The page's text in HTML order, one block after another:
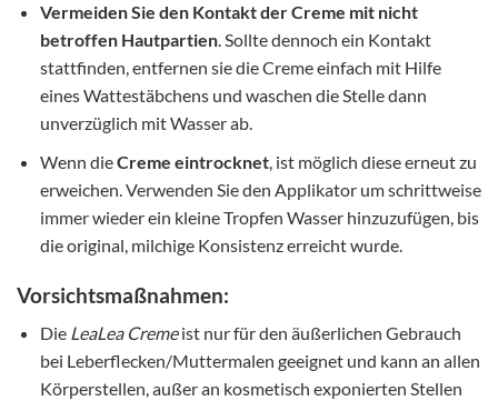
Vermeiden Sie den Kontakt der Creme mit nicht
betroffen Hautpartien. Sollte dennoch ein Kontakt
stattfinden, entfernen sie die Creme einfach mit Hilfe
eines Wattestäbchens und waschen die Stelle dann
unverzüglich mit Wasser ab.
Wenn dieCreme eintrocknet, ist möglich diese erneut zu
erweichen. Verwenden Sie den Applikator um schrittweise
immer wieder ein kleine Tropfen Wasser hinzuzufügen, bis
die original, milchige Konsistenz erreicht wurde.
Vorsichtsmaßnahmen:
Die LeaLea Cremeist nur für den äußerlichen Gebrauch
bei Leberflecken/Muttermalen geeignet und kann an allen
Körperstellen, außer an kosmetisch exponierten Stellen